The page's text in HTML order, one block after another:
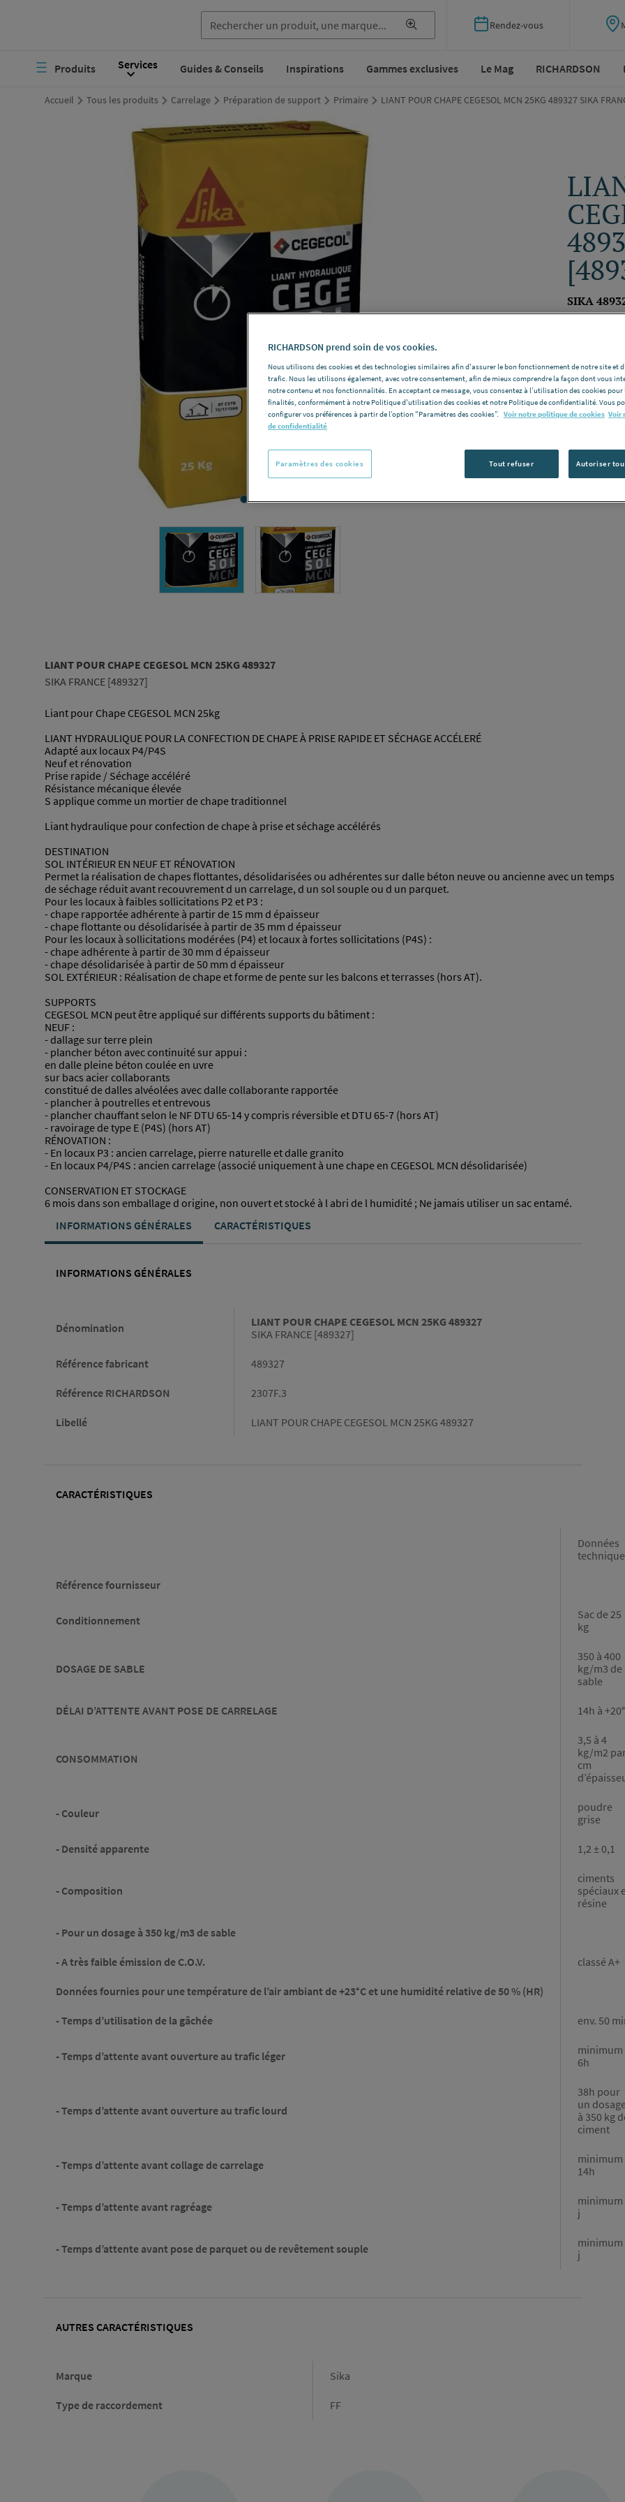
contenu
Rendez-vous
principaleProduits Services Guides & Conseils Inspirations Gammes exclusives Le Mag RICHARDSON
Accueil Tous les produits Carrelage Préparation de support Primaire LIANT POUR CHAPE CEGESOL MCN 25KG 489327 SIKA
SIKA
SIKA
Vous avez un
LIANT POUR CHAPE CEGESOL MCN 25KG 489327
SIKA FRANCE [489327]
Liant pour Chape CEGESOL MCN 25kg
LIANT HYDRAULIQUE POUR LA CONFECTION DE CHAPE À PRISE RAPIDE ET SÉCHAGE ACCÉLERÉ
Adapté aux locaux P4/P4S
Neuf et rénovation
Prise rapide / Séchage accéléré
Résistance mécanique élevée
S applique comme un mortier de chape traditionnel
Liant hydraulique pour confection de chape à prise et séchage accélérés
DESTINATION
SOL INTÉRIEUR EN NEUF ET RÉNOVATION
Permet la réalisation de chapes flottantes, désolidarisées ou adhérentes sur dalle béton neuve ou ancienne avec un temps
de séchage réduit avant recouvrement d un carrelage, d un sol souple ou d un parquet.
Pour les locaux à faibles sollicitations P2 et P3 :
- chape rapportée adhérente à partir de 15 mm d épaisseur
- chape flottante ou désolidarisée à partir de 35 mm d épaisseur
Pour les locaux à sollicitations modérées (P4) et locaux à fortes sollicitations (P4S) :
- chape adhérente à partir de 30 mm d épaisseur
- chape désolidarisée à partir de 50 mm d épaisseur
SOL EXTÉRIEUR : Réalisation de chape et forme de pente sur les balcons et terrasses (hors AT).
SUPPORTS
CEGESOL MCN peut être appliqué sur différents supports du bâtiment :
NEUF :
- dallage sur terre plein
- plancher béton avec continuité sur appui :
en dalle pleine béton coulée en uvre
sur bacs acier collaborants
constitué de dalles alvéolées avec dalle collaborante rapportée
- plancher à poutrelles et entrevous
- plancher chauffant selon le NF DTU 65-14 y compris réversible et DTU 65-7 (hors AT)
- ravoirage de type E (P4S) (hors AT)
RÉNOVATION :
- En locaux P3 : ancien carrelage, pierre naturelle et dalle granito
- En locaux P4/P4S : ancien carrelage (associé uniquement à une chape en CEGESOL MCN désolidarisée)
CONSERVATION ET STOCKAGE
6 mois dans son emballage d origine, non ouvert et stocké à l abri de l humidité ; Ne jamais utiliser un sac entamé.
INFORMATIONS GÉNÉRALES
CARACTÉRISTIQUES
INFORMATIONS GÉNÉRALES
Dénomination
LIANT POUR CHAPE CEGESOL MCN 25KG 489327
SIKA FRANCE [489327]
Référence fabricant 489327
Référence RICHARDSON 2307F.3
Libellé LIANT POUR CHAPE CEGESOL MCN 25KG 489327
CARACTÉRISTIQUES
Données
Référence fournisseur
Conditionnement
Sac de 25
kg
DOSAGE DE SABLE
350 à 400
kg/m3 de
sable
DÉLAI D’ATTENTE AVANT POSE DE CARRELAGE 14h à
CONSOMMATION
3,5 à 4
kg/m2
cm
- Couleur
poudre
grise
- Densité apparente 1,2 ± 0,1
- Composition
ciments
spéciaux
résine
- Pour un dosage à 350 kg/m3 de sable
- A très faible émission de C.O.V. classé A+
Données fournies pour une température de l’air ambiant de +23°C et une humidité relative de 50 % (HR)
- Temps d’utilisation de la gâchée env. 50
- Temps d’attente avant ouverture au trafic léger
minimum
6h
- Temps d’attente avant ouverture au trafic lourd
38h pour
un
à 350 kg
ciment
- Temps d’attente avant collage de carrelage
minimum
14h
- Temps d’attente avant ragréage
minimum
j
- Temps d’attente avant pose de parquet ou de revêtement souple
minimum
j
AUTRES CARACTÉRISTIQUES
Marque Marque
Sika
Type de raccordement
Type
FF
RICHARDSON prend soin de vos cookies.
Nous utilisons des cookies et des technologies similaires afin d'assurer le bon fonctionnement de notre site et
trafic. Nous les utilisons également, avec votre consentement, afin de mieux comprendre la façon dont vous
notre contenu et nos fonctionnalités. En acceptant ce message, vous consentez à l’utilisation des cookies pour
finalités, conformément à notre Politique d'utilisation des cookies et notre Politique de confidentialité. Vous
configurer vos préférences à partir de l’option "Paramètres des cookies”. Voir notre politique de cookies Voir
de confidentialité
Tout refuser Autoriser
Paramètres des cookies